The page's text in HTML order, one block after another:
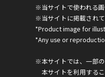
※当サイトで使われる
※当サイトに掲載されて
*Product image for
*Any use or
※本サイトでは、一部
本サイトを利用する